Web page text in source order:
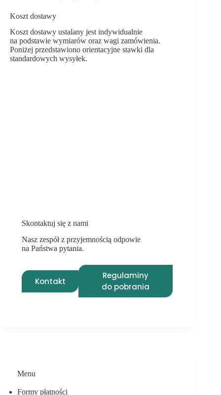
Koszt dostawy
Koszt dostawy ustalany jest indywidualnie
na podstawie wymiarów oraz wagi zamówienia.
Poniżej przedstawiono orientacyjne stawki dla
standardowych wysyłek.
Skontaktuj się z nami
Nasz zespół z przyjemnością odpowie
na Państwa pytania.
Kontakt
Regulaminy
do pobrania
Menu
Formy płatności